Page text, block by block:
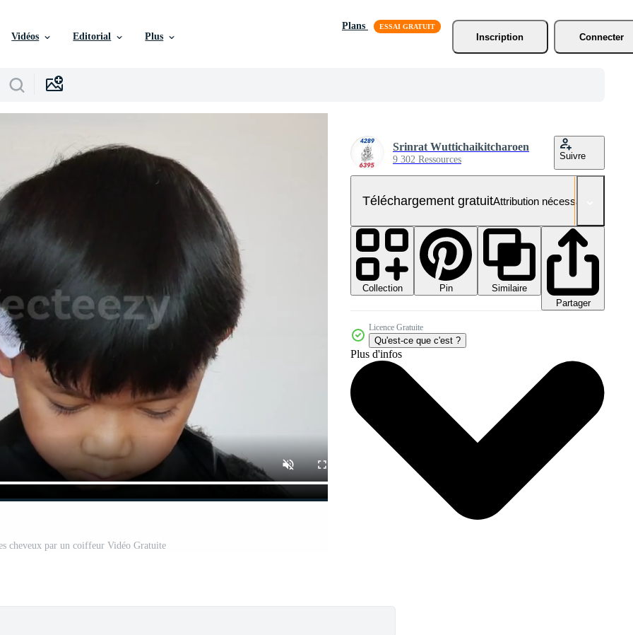
Vidéos Editorial Plus
Plans
Inscription
Connecter
cheveux par un coiffeur Vidéo Gratuite
Srinrat Wuttichaikitcharoen
9 302 Ressources Suivre
Téléchargement gratuitAttribution nécessaire
Collection Pin
Similaire
Partager
Licence Gratuite
Qu'est-ce que c'est ?
Plus d'infos